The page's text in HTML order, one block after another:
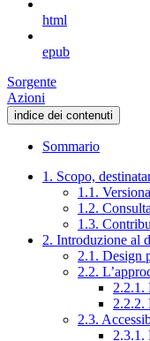
html
epub
Sorgente
Azioni
indice dei contenuti
Sommario
1. Scopo,
1.1.
1.2.
1.3.
2. Introduzione al
2.1. Design
2.2.
2.2.1.
2.2.2.
2.3.
2.3.1.